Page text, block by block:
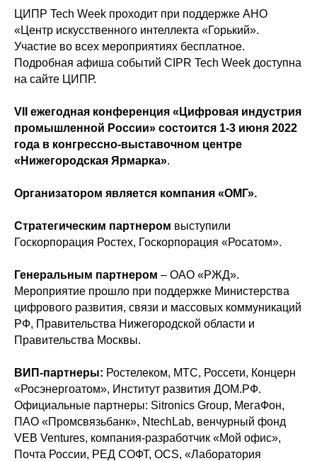
ЦИПР Tech Week проходит при поддержке АНО
«Центр искусственного интеллекта «Горький».
Участие во всех мероприятиях бесплатное.
Подробная афиша событий CIPR Tech Week доступна
на сайте ЦИПР.
VII ежегодная конференция «Цифровая индустрия
промышленной России» состоится 1-3 июня 2022
года в конгрессно-выставочном центре
«Нижегородская Ярмарка».
Организатором является компания «ОМГ».
Стратегическим партнером выступили
Госкорпорация Ростех, Госкорпорация «Росатом».
Генеральным партнером – ОАО «РЖД».
Мероприятие прошло при поддержке Министерства
цифрового развития, связи и массовых коммуникаций
РФ, Правительства Нижегородской области и
Правительства Москвы.
ВИП-партнеры: Ростелеком, МТС, Россети, Концерн
«Росэнергоатом», Институт развития ДОМ.РФ.
Официальные партнеры: Sitronics Group, МегаФон,
ПАО «Промсвязьбанк», NtechLab, венчурный фонд
VEB Ventures, компания-разработчик «Мой офис»,
Почта России, РЕД СОФТ, OCS, «Лаборатория